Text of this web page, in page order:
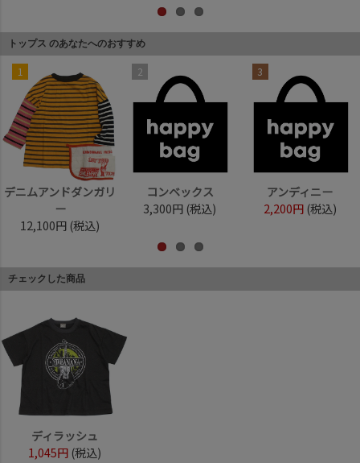
トップス のあなたへのおすすめ
1
デニムアンドダンガリ
ー
12,100円 (税込)
2
コンベックス
3,300円 (税込)
3
アンディニー
2,200円 (税込)
チェックした商品
ディラッシュ
1,045円 (税込)